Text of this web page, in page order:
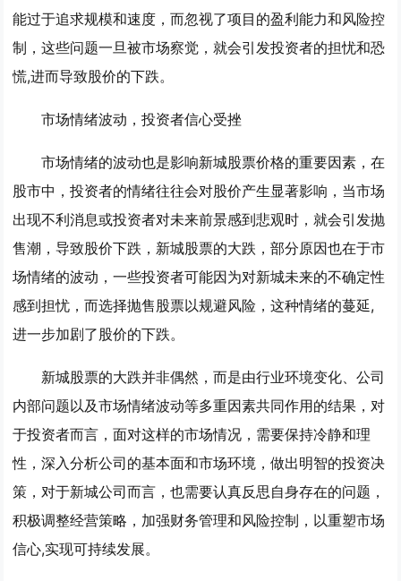
能过于追求规模和速度，而忽视了项目的盈利能力和风险控
制，这些问题一旦被市场察觉，就会引发投资者的担忧和恐
慌,进而导致股价的下跌。
市场情绪波动，投资者信心受挫
市场情绪的波动也是影响新城股票价格的重要因素，在
股市中，投资者的情绪往往会对股价产生显著影响，当市场
出现不利消息或投资者对未来前景感到悲观时，就会引发抛
售潮，导致股价下跌，新城股票的大跌，部分原因也在于市
场情绪的波动，一些投资者可能因为对新城未来的不确定性
感到担忧，而选择抛售股票以规避风险，这种情绪的蔓延,
进一步加剧了股价的下跌。
新城股票的大跌并非偶然，而是由行业环境变化、公司
内部问题以及市场情绪波动等多重因素共同作用的结果，对
于投资者而言，面对这样的市场情况，需要保持冷静和理
性，深入分析公司的基本面和市场环境，做出明智的投资决
策，对于新城公司而言，也需要认真反思自身存在的问题，
积极调整经营策略，加强财务管理和风险控制，以重塑市场
信心,实现可持续发展。